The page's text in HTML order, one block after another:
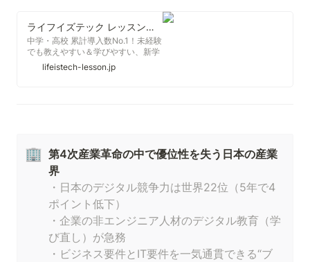
ライフイズテック レッスン｜TOP
中学・高校 累計導入数No.1！未経験
でも教えやすい＆学びやすい、新学
習指導要領にも対応のプログラミン
グ学習教材「ライフイズテック レッ
リー形式のレッスンを通じて「ITに
よる問題解決」まで学習できます。
lifeistech-lesson.jp
🏢 第4次産業革命の中で優位性を失う日本の産業
界
・日本のデジタル競争力は世界22位（5年で4
ポイント低下）
・企業の非エンジニア人材のデジタル教育（学
び直し）が急務
・ビジネス要件とIT要件を一気通貫できる“ブ